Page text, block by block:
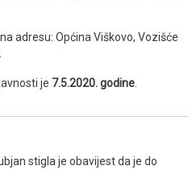
adresu: Općina Viškovo, Vozišće
je 7.5.2020. godine
stigla je obavijest da je do